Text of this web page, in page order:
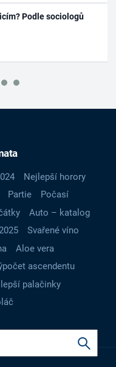
Podle sociologů
Nejlepší horory
Partie
Počasí
Auto – katalog
Svařené víno
Aloe vera
ascendentu
palačinky